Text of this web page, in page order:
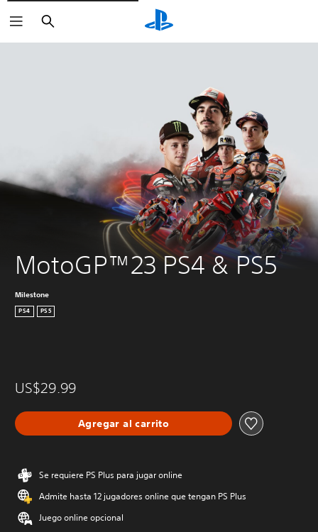
Buscar
MotoGP™23 PS4 & PS5
Milestone
PS4 PS5
US$29.99
Agregar al carrito
Se requiere PS Plus para jugar online
Admite hasta 12 jugadores online que tengan PS Plus
Juego online opcional